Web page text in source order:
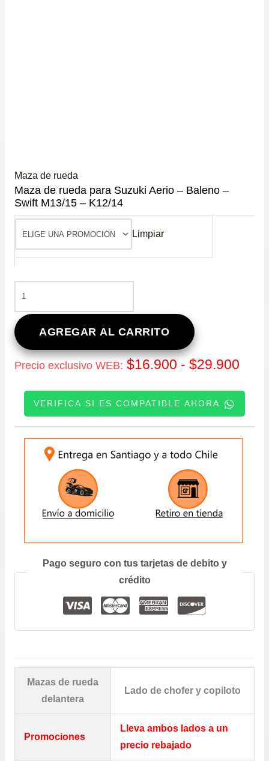
Maza de rueda
Maza de rueda para Suzuki Aerio – Baleno –
Swift M13/15 – K12/14
Limpiar
DE
RUEDA
PARA
SUZUKI
AERIO
–
SWIFT
M13/15
CANTIDAD
AGREGAR AL CARRITO
Precio exclusivo WEB: $16.900 - $29.900
de
VERIFICA SI ES COMPATIBLE AHORA
Pago seguro con tus tarjetas de debito y
crédito
Mazas de rueda
delantera
Lado de chofer y copiloto
Promociones
Lleva ambos lados a un
precio rebajado